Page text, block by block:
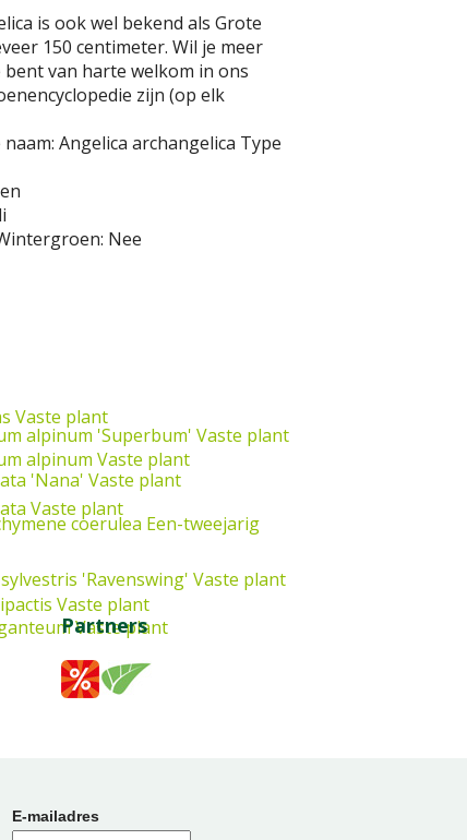
is ook wel bekend als Grote
150 centimeter. Wil je meer
van harte welkom in ons
zijn (op elk
Angelica archangelica Type
Nee
Vaste plant
alpinum 'Superbum' Vaste plant
alpinum Vaste plant
'Nana' Vaste plant
Vaste plant
coerulea Een-tweejarig
'Ravenswing' Vaste plant
Vaste plant
Vaste plant
Partners
E-mailadres